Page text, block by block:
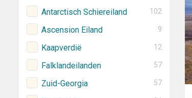
Antarctisch Schiereiland 102
Ascension Eiland 9
Kaapverdië 12
Falklandeilanden 57
Zuid-Georgia 57